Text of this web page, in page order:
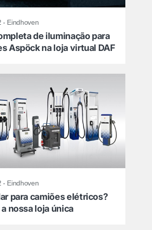
- Eindhoven
de iluminação para
Aspöck na loja virtual DAF
- Eindhoven
para camiões elétricos?
nossa loja única